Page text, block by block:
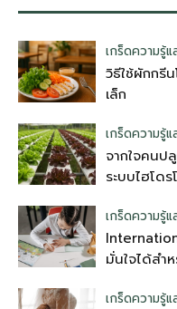
เกร็ดความรู้แ
วิธีใช้ผักกรี
เล็ก
เกร็ดความรู้แ
จากใจคนป
ระบบไฮโด
เกร็ดความรู้แ
มั่นใจได้สำ
เกร็ดความรู้แ